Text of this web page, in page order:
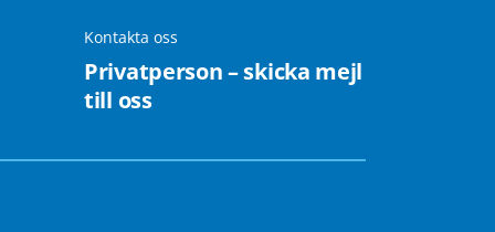
Kontakta oss
Privatperson – skicka mejl
till oss